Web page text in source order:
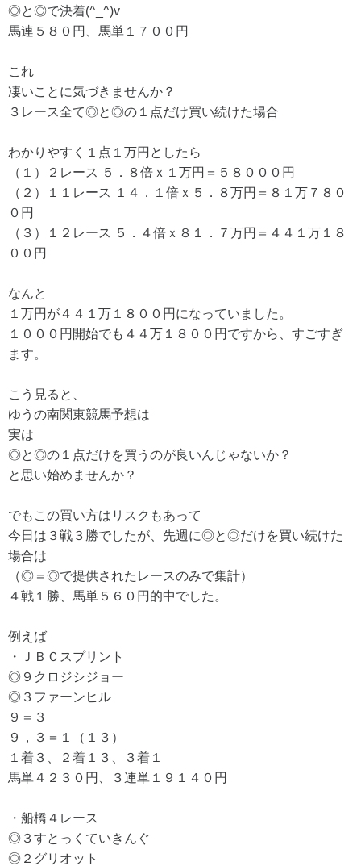
◎と◎で決着(^_^)v
馬連５８０円、馬単１７００円
これ
凄いことに気づきませんか？
３レース全て◎と◎の１点だけ買い続けた場合
わかりやすく１点１万円としたら
（１）２レース ５．８倍ｘ１万円＝５８０００円
（２）１１レース １４．１倍ｘ５．８万円＝８１万７８０
０円
（３）１２レース ５．４倍ｘ８１．７万円＝４４１万１８
００円
なんと
１万円が４４１万１８００円になっていました。
１０００円開始でも４４万１８００円ですから、すごすぎ
ます。
こう見ると、
ゆうの南関東競馬予想は
実は
◎と◎の１点だけを買うのが良いんじゃないか？
と思い始めませんか？
でもこの買い方はリスクもあって
今日は３戦３勝でしたが、先週に◎と◎だけを買い続けた
場合は
（◎＝◎で提供されたレースのみで集計）
４戦１勝、馬単５６０円的中でした。
例えば
・ＪＢＣスプリント
◎９クロジシジョー
◎３ファーンヒル
９＝３
９，３＝１（１３）
１着３、２着１３、３着１
馬単４２３０円、３連単１９１４０円
・船橋４レース
◎３すとっくていきんぐ
◎２グリオット